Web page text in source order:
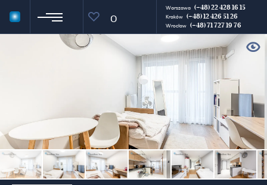
0
Warszawa (+48) 22 428 16 15
Kraków (+48) 12 426 51 26
Wrocław (+48) 71 727 19 76